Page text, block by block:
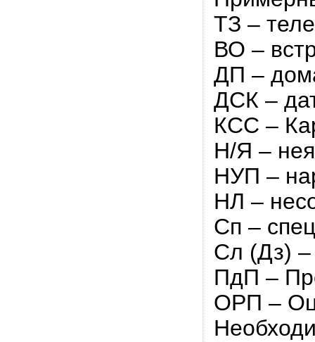
ТЗ –
ВО –
ДП –
ДСК –
КСС –
Н/Я –
НУП –
НЛ –
Сп –
Сл (Дз) –
ПдП –
ОРП –